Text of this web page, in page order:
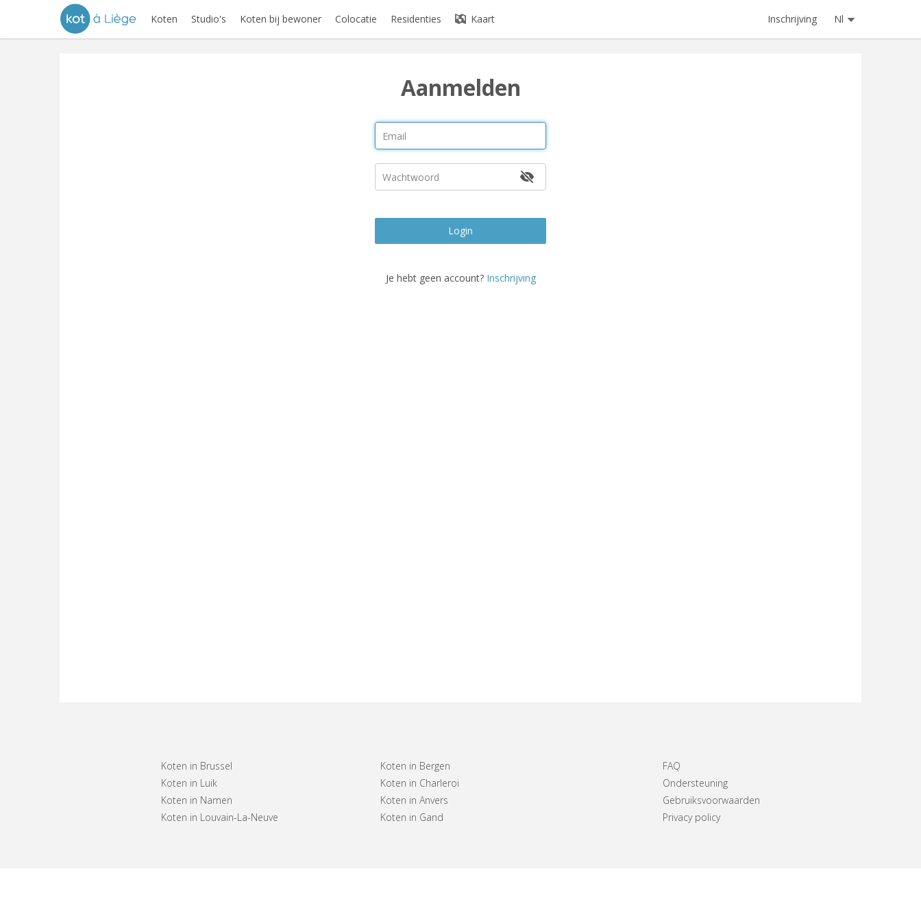
Koten Studio's Koten bij bewoner Colocatie Residenties Kaart Inschrijving Nl
Aanmelden
Login
Je hebt geen account? Inschrijving
Koten in Brussel
Koten in Luik
Koten in Namen
Koten in Louvain-La-Neuve
Koten in Bergen
Koten in Charleroi
Koten in Anvers
Koten in Gand
FAQ
Ondersteuning
Gebruiksvoorwaarden
Privacy policy